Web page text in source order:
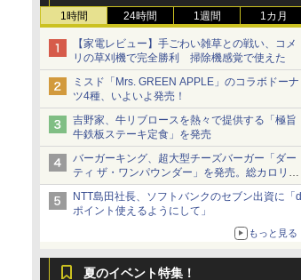
1時間 24時間 1週間 1カ月
【家電レビュー】手ごわい雑草との戦い、コメ
リの草刈機で完全勝利 掃除機感覚で使えた
ミスド「Mrs. GREEN APPLE」のコラボドーナ
ツ4種、いよいよ発売！
吉野家、牛リブロースを熱々で提供する「極旨
牛鉄板ステーキ定食」を発売
バーガーキング、超大型チーズバーガー「ダー
ティ ザ・ワンパウンダー」を発売。総カロリー
約1656kcal、総重量約527g！
NTT島田社長、ソフトバンクのセブン出資に「d
ポイント使えるようにして」
もっと見る
夏のイベント特集！